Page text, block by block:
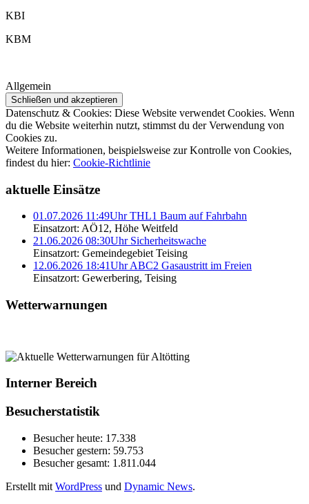
KBI
KBM
Allgemein
Datenschutz & Cookies: Diese Website verwendet Cookies. Wenn
du die Website weiterhin nutzt, stimmst du der Verwendung von
Cookies zu.
Weitere Informationen, beispielsweise zur Kontrolle von Cookies,
findest du hier: Cookie-Richtlinie
aktuelle Einsätze
01.07.2026 11:49Uhr THL1 Baum auf Fahrbahn
Einsatzort: AÖ12, Höhe Weitfeld
21.06.2026 08:30Uhr Sicherheitswache
Einsatzort: Gemeindegebiet Teising
12.06.2026 18:41Uhr ABC2 Gasaustritt im Freien
Einsatzort: Gewerbering, Teising
Wetterwarnungen
Interner Bereich
Besucherstatistik
Besucher heute: 17.338
Besucher gestern: 59.753
Besucher gesamt: 1.811.044
Erstellt mit WordPress und Dynamic News.